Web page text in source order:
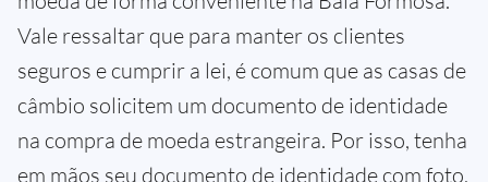
Vale ressaltar que para manter os clientes
seguros e cumprir a lei, é comum que as casas de
câmbio solicitem um documento de identidade
na compra de moeda estrangeira. Por isso, tenha
em mãos seu documento de identidade com foto,